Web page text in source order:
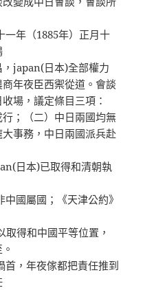
年（1885年）正月十
japan(日本)全部權力
年夜臣西禦從道。會談
場，議定條目三項：
行；（二）中日兩國均無
事務，中日兩國派兵赴
日本)已取得和清朝執
國屬國；《天津公約》
得和中國平等位置，
，年夜傢都把責任推到